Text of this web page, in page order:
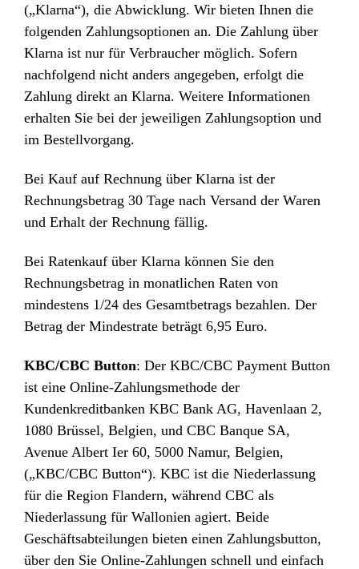
(„Klarna“), die Abwicklung. Wir bieten Ihnen die
folgenden Zahlungsoptionen an. Die Zahlung über
Klarna ist nur für Verbraucher möglich. Sofern
nachfolgend nicht anders angegeben, erfolgt die
Zahlung direkt an Klarna. Weitere Informationen
erhalten Sie bei der jeweiligen Zahlungsoption und
im Bestellvorgang.
Bei Kauf auf Rechnung über Klarna ist der
Rechnungsbetrag 30 Tage nach Versand der Waren
und Erhalt der Rechnung fällig.
Bei Ratenkauf über Klarna können Sie den
Rechnungsbetrag in monatlichen Raten von
mindestens 1/24 des Gesamtbetrags bezahlen. Der
Betrag der Mindestrate beträgt 6,95 Euro.
KBC/CBC Button: Der KBC/CBC Payment Button
ist eine Online-Zahlungsmethode der
Kundenkreditbanken KBC Bank AG, Havenlaan 2,
1080 Brüssel, Belgien, und CBC Banque SA,
Avenue Albert Ier 60, 5000 Namur, Belgien,
(„KBC/CBC Button“). KBC ist die Niederlassung
für die Region Flandern, während CBC als
Niederlassung für Wallonien agiert. Beide
Geschäftsabteilungen bieten einen Zahlungsbutton,
über den Sie Online-Zahlungen schnell und einfach